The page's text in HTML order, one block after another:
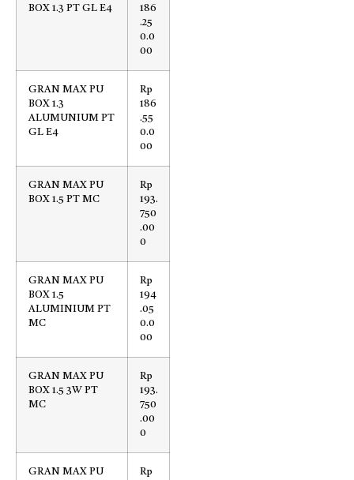
BOX 1.3 PT GL E4
186
.25
0.0
00
GRAN MAX PU
BOX 1.3
ALUMUNIUM PT
GL E4
Rp
186
.55
0.0
00
GRAN MAX PU
BOX 1.5 PT MC
Rp
193.
750
.00
0
GRAN MAX PU
BOX 1.5
ALUMINIUM PT
MC
Rp
194
.05
0.0
00
GRAN MAX PU
BOX 1.5 3W PT
MC
Rp
193.
750
.00
0
GRAN MAX PU Rp